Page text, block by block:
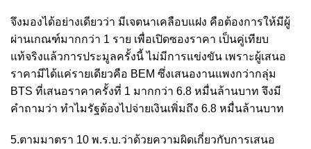
จึงมองได้อย่างเดียวว่า มีเจตนาเคลือบแฝง คือต้องการให้มีผู้
ผ่านเกณฑ์มากกว่า 1 ราย เพื่อเปิดซองราคา เป็นคู่เทียบ
แท้จริงแล้วการประมูลครั้งนี้ ไม่มีการแข่งขัน เพราะผู้เสนอ
ราคามีได้แค่รายเดียวคือ BEM ซึ่งเสนองานแพงกว่ากลุ่ม
BTS ที่เสนอราคาครั้งที่ 1 มากกว่า 6.8 หมื่นล้านบาท จึงมี
คำถามว่า ทำไมรัฐต้องไปจ่ายเงินเพิ่มถึง 6.8 หมื่นล้านบาท
5.ตามมาตรา 10 พ.ร.บ.ว่าด้วยความผิดเกี่ยวกับการเสนอ